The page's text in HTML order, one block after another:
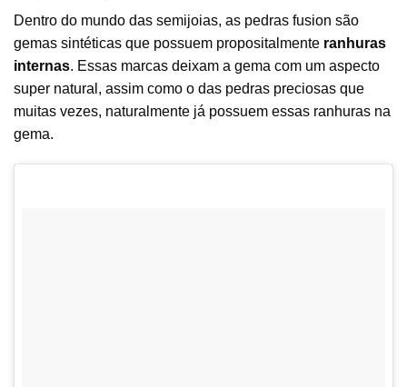
Dentro do mundo das semijoias, as pedras fusion são
gemas sintéticas que possuem propositalmente ranhuras
internas. Essas marcas deixam a gema com um aspecto
super natural, assim como o das pedras preciosas que
muitas vezes, naturalmente já possuem essas ranhuras na
gema.